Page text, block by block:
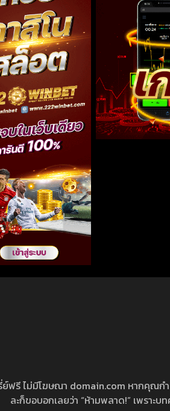
ย์ฟรี ไม่มีโฆษณา domain.com หากคุณก
ละก็ขอบอกเลยว่า “ห้ามพลาด!” เพราะ